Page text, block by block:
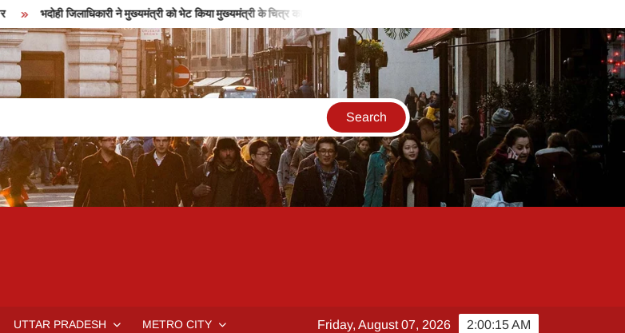
भदोही जिलाधिकारी ने मुख्यमंत्री को भेट किया मुख्यमंत्री के चित्र का कालीन
UTTAR PRADESH METRO CITY 2:00:15 AM
Friday, August 07, 2026